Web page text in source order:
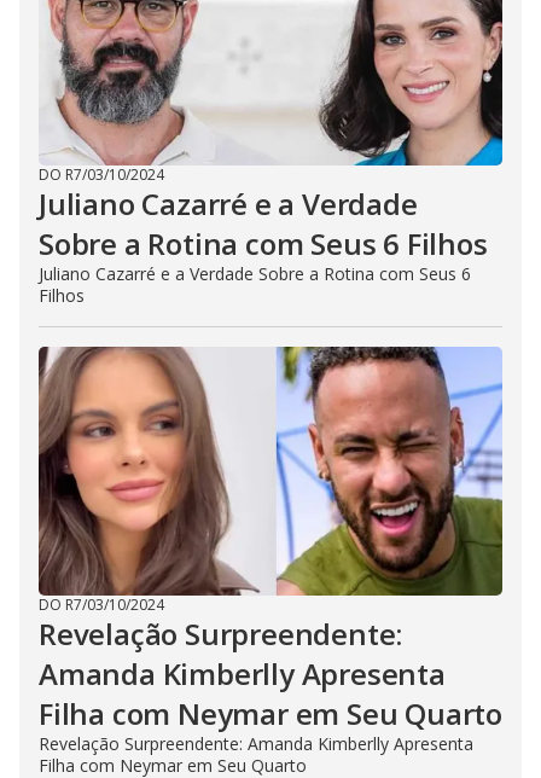
DO R7/03/10/2024
Juliano Cazarré e a Verdade
Sobre a Rotina com Seus 6 Filhos
Juliano Cazarré e a Verdade Sobre a Rotina com Seus 6
Filhos
DO R7/03/10/2024
Revelação Surpreendente:
Amanda Kimberlly Apresenta
Filha com Neymar em Seu Quarto
Revelação Surpreendente: Amanda Kimberlly Apresenta
Filha com Neymar em Seu Quarto